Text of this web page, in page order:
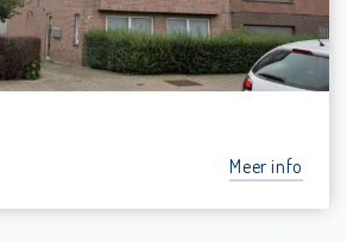
Meer info